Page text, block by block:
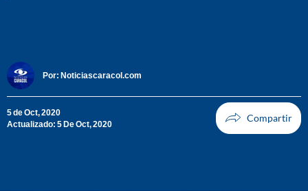
Por: Noticiascaracol.com
5 de Oct, 2020
Actualizado: 5 De Oct, 2020